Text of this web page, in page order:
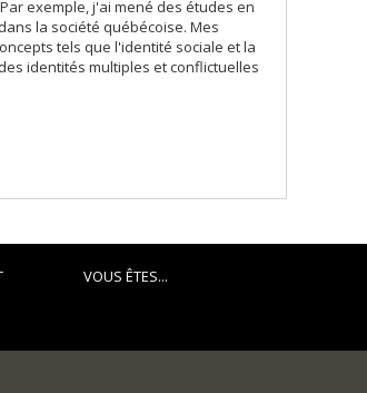
exemple, j'ai mené des études en
la société québécoise. Mes
tels que l'identité sociale et la
identités multiples et conflictuelles
VOUS ÊTES...